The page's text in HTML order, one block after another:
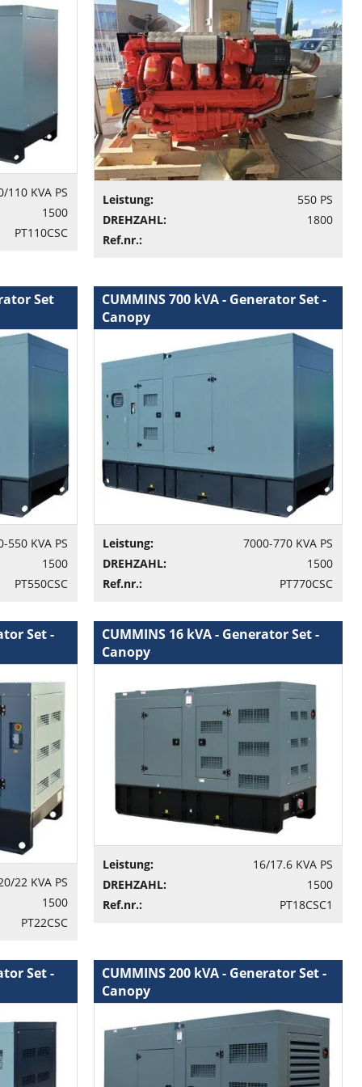
110 KVA PS
1500
PT110CSC
Leistung:
550 PS
DREHZAHL:
1800
Ref.nr.:
Set
550 KVA PS
1500
PT550CSC
CUMMINS 700 kVA - Generator Set -
Canopy
Leistung:
7000-770 KVA PS
DREHZAHL:
1500
Ref.nr.:
PT770CSC
Set -
22 KVA PS
1500
PT22CSC
CUMMINS 16 kVA - Generator Set -
Canopy
Leistung:
16/17.6 KVA PS
DREHZAHL:
1500
Ref.nr.:
PT18CSC1
Set -
CUMMINS 200 kVA - Generator Set -
Canopy